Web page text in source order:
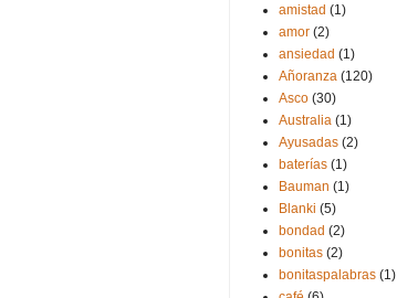
amistad (1)
amor (2)
ansiedad (1)
Añoranza (120)
Asco (30)
Australia (1)
Ayusadas (2)
baterías (1)
Bauman (1)
Blanki (5)
bondad (2)
bonitas (2)
bonitaspalabras (1)